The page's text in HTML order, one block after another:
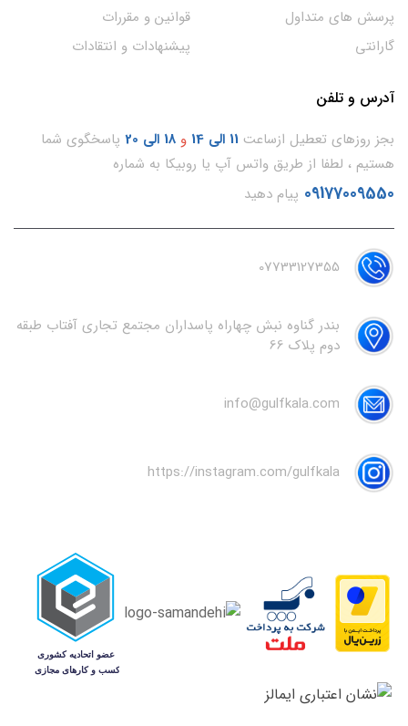
پرسش های متداول
گارانتی
قوانین و مقررات
پیشنهادات و انتقادات
آدرس و تلفن
بجز روزهای تعطیل ازساعت 11 الی 14 و 18 الی 20
پاسخگوی شما
هستیم ، لطفا از طریق واتس آپ یا روبیکا به شماره
09177009550 پیام دهید
07733127355
بندر گناوه نبش چهاراه پاسداران مجتمع تجاری آفتاب طبقه
دوم پلاک 66
info@gulfkala.com
https://instagram.com/gulfkala